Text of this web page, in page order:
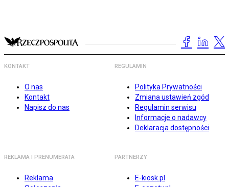
KONTAKT
O nas
Kontakt
Napisz do nas
REGULAMIN
Polityka Prywatności
Zmiana ustawień zgód
Regulamin serwisu
Informacje o nadawcy
Deklaracja dostępności
REKLAMA I PRENUMERATA
Reklama
PARTNERZY
E-kiosk.pl